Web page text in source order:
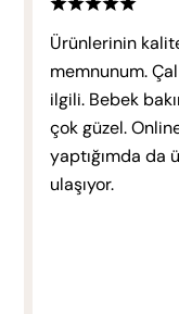
Ürünlerinin
memnunum.
ilgili. Bebek
çok güzel.
yaptığımda da
ulaşıyor.